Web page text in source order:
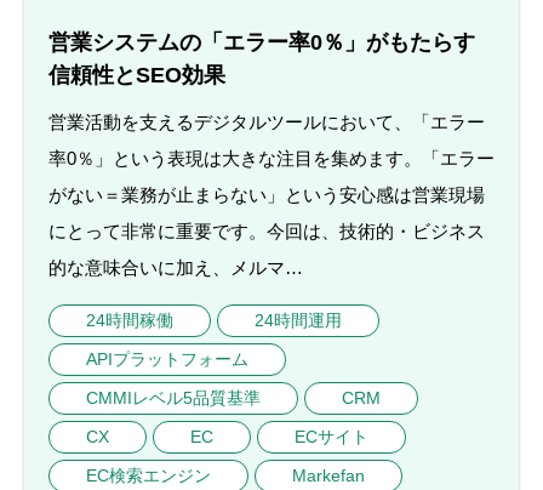
営業システムの「エラー率0％」がもたらす
信頼性とSEO効果
営業活動を支えるデジタルツールにおいて、「エラー
率0％」という表現は大きな注目を集めます。「エラー
がない＝業務が止まらない」という安心感は営業現場
にとって非常に重要です。今回は、技術的・ビジネス
的な意味合いに加え、メルマ…
24時間稼働
24時間運用
APIプラットフォーム
CMMIレベル5品質基準
CRM
CX
EC
ECサイト
EC検索エンジン
Markefan